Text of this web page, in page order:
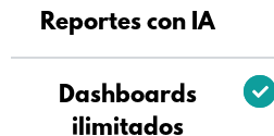
Reportes con IA
Dashboards
ilimitados